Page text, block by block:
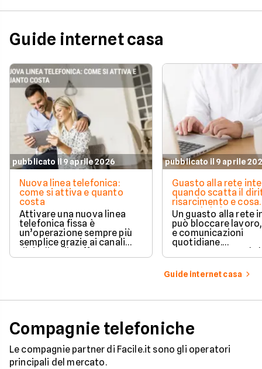
Guide internet casa
pubblicato il 9 aprile 2026
Nuova linea telefonica:
come si attiva e quanto
costa
Attivare una nuova linea
telefonica fissa è
un’operazione sempre più
semplice grazie ai canali
integrate con internet casa.
pubblicato il 9 aprile
Guasto alla rete
quando scatta il
risarcimento e cosa
prevede la legge
Un guasto alla rete
può bloccare
e comunicazioni
quotidiane.
prevede strumenti
per ottenere un
risarcimento in
Guide internet casa
Compagnie telefoniche
Le compagnie partner di Facile.it sono gli operatori
principali del mercato.